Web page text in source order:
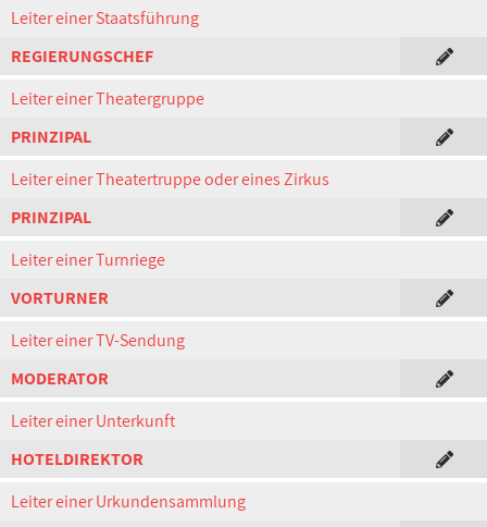
Leiter einer Staatsführung
REGIERUNGSCHEF
Leiter einer Theatergruppe
PRINZIPAL
Leiter einer Theatertruppe oder eines Zirkus
PRINZIPAL
Leiter einer Turnriege
VORTURNER
Leiter einer TV-Sendung
MODERATOR
Leiter einer Unterkunft
HOTELDIREKTOR
Leiter einer Urkundensammlung